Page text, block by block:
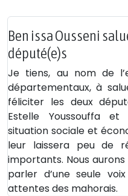
Ben issa Ousseni
député(e)s
Je tiens, au nom de
départementaux, à
féliciter les deux
Estelle Youssouffa et
situation sociale et
leur laissera peu de
importants. Nous
parler d’une seule
attentes des mahorais.